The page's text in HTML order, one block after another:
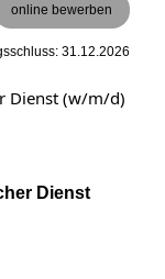
online bewerben
31.12.2026
Dienst (w/m/d)
Dienst